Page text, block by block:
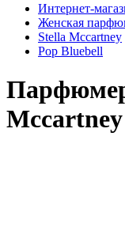
Интернет-
Женская
Stella Mccartney
Pop Bluebell